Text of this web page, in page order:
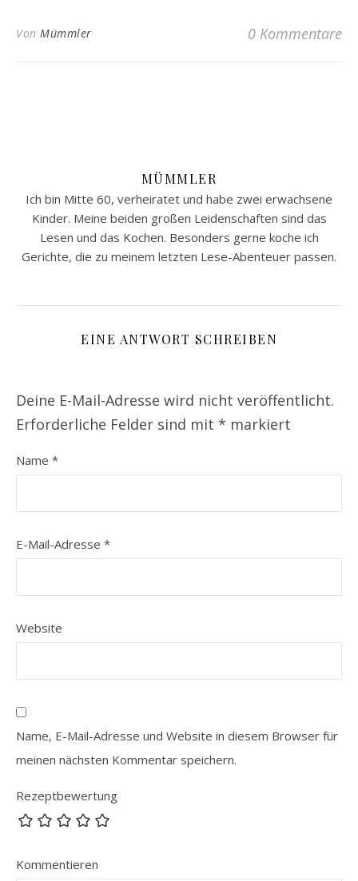
Von Mümmler 0 Kommentare
MÜMMLER
Ich bin Mitte 60, verheiratet und habe zwei erwachsene
Kinder. Meine beiden großen Leidenschaften sind das
Lesen und das Kochen. Besonders gerne koche ich
Gerichte, die zu meinem letzten Lese-Abenteuer passen.
EINE ANTWORT SCHREIBEN
Deine E-Mail-Adresse wird nicht veröffentlicht.
Erforderliche Felder sind mit * markiert
Name *
E-Mail-Adresse *
Website
Name, E-Mail-Adresse und Website in diesem Browser für
meinen nächsten Kommentar speichern.
Rezeptbewertung
Kommentieren